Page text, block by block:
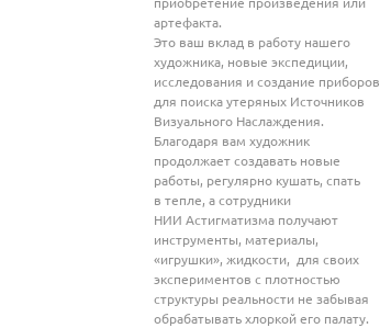
артефакта.
Это ваш вклад в работу нашего
художника, новые экспедиции,
исследования и создание приборов
для поиска утеряных Источников
Визуального Наслаждения.
Благодаря вам художник
продолжает создавать новые
работы, регулярно кушать, спать
в тепле, а сотрудники
НИИ Астигматизма получают
инструменты, материалы,
«игрушки», жидкости, для своих
экспериментов с плотностью
структуры реальности не забывая
обрабатывать хлоркой его палату.